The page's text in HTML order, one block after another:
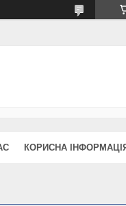
КОРИСНА